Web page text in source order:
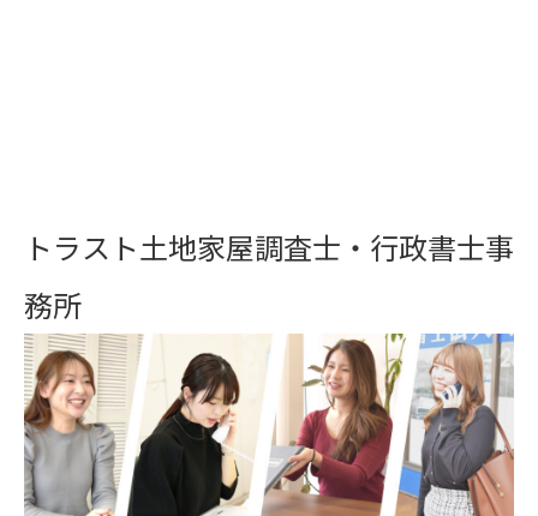
トラスト土地家屋調査士・行政書士事
務所